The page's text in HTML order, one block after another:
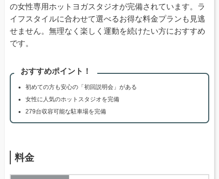
の女性専用ホットヨガスタジオが完備されています。ラ
イフスタイルに合わせて選べるお得な料金プランも見逃
せません。無理なく楽しく運動を続けたい方におすすめ
です。
おすすめポイント！
初めての方も安心の「初回説明会」がある
女性に人気のホットスタジオを完備
279台収容可能な駐車場を完備
料金